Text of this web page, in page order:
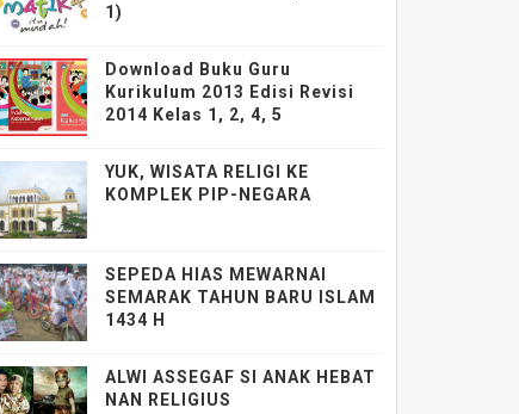
1)
Download Buku Guru
Kurikulum 2013 Edisi Revisi
2014 Kelas 1, 2, 4, 5
YUK, WISATA RELIGI KE
KOMPLEK PIP-NEGARA
SEPEDA HIAS MEWARNAI
SEMARAK TAHUN BARU ISLAM
1434 H
ALWI ASSEGAF SI ANAK HEBAT
NAN RELIGIUS